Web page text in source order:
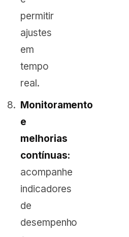
permitir
ajustes
em
tempo
real.
Monitoramento
e
melhorias
contínuas:
acompanhe
indicadores
de
desempenho